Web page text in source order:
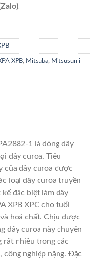
XPB, Mitsuba, Mitsusumi
1 là dòng dây
dây curoa. Tiêu
của dây curoa được
loại dây curoa truyền
đặc biệt làm dây
XPB XPC cho tuổi
hoá chất. Chịu được
dây curoa này chuyên
rất nhiều trong các
công nghiệp nặng. Đặc